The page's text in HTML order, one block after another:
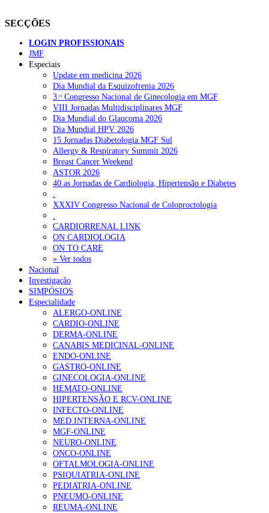
SECÇÕES
LOGIN PROFISSIONAIS
JMF
Especiais
Update em medicina 2026
Dia Mundial da Esquizofrenia 2026
3.ᵒ Congresso Nacional de Ginecologia em MGF
VIII Jornadas Multidisciplinares MGF
Dia Mundial do Glaucoma 2026
Dia Mundial HPV 2026
15 Jornadas Diabetologia MGF Sul
Allergy & Respiratory Summit 2026
Breast Cancer Weekend
ASTOR 2026
40.as Jornadas de Cardiologia, Hipertensão e Diabetes
.
XXXIV Congresso Nacional de Coloproctologia
.
CARDIORRENAL LINK
ON CARDIOLOGIA
ON TO CARE
» Ver todos
Nacional
Investigação
SIMPÓSIOS
Especialidade
ALERGO-ONLINE
CARDIO-ONLINE
DERMA-ONLINE
CANABIS MEDICINAL-ONLINE
ENDO-ONLINE
GASTRO-ONLINE
GINECOLOGIA-ONLINE
HEMATO-ONLINE
HIPERTENSÃO E RCV-ONLINE
INFECTO-ONLINE
MED.INTERNA-ONLINE
MGF-ONLINE
NEURO-ONLINE
ONCO-ONLINE
OFTALMOLOGIA-ONLINE
PSIQUIATRIA-ONLINE
PEDIATRIA-ONLINE
PNEUMO-ONLINE
REUMA-ONLINE